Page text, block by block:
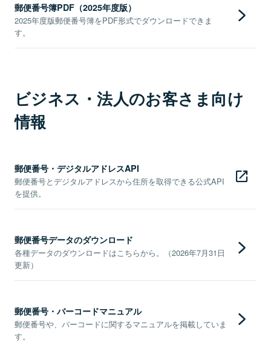
郵便番号簿PDF（2025年度版）
2025年度版郵便番号簿をPDF形式でダウンロードできま
す。
ビジネス・法人のお客さま向け
情報
郵便番号・デジタルアドレスAPI
郵便番号とデジタルアドレスから住所を取得できる公式API
を提供。
郵便番号データのダウンロード
各種データのダウンロードはこちらから。（2026年7月31日
更新）
郵便番号・バーコードマニュアル
郵便番号や、バーコードに関するマニュアルを掲載していま
す。